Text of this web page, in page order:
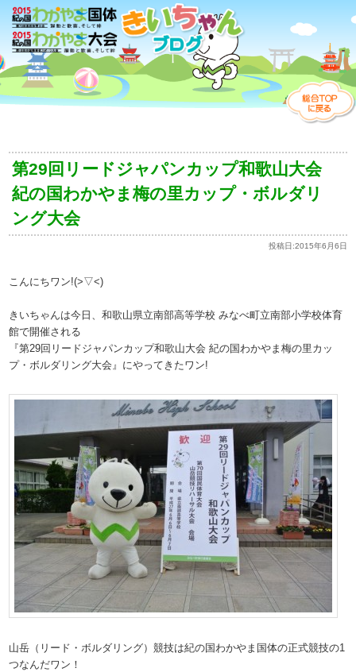
第29回リードジャパンカップ和歌山大会
紀の国わかやま梅の里カップ・ボルダリ
ング大会
投稿日:2015年6月6日
こんにちワン!(>▽<)
きいちゃんは今日、和歌山県立南部高等学校 みなべ町立南部小学校体育
館で開催される
『第29回リードジャパンカップ和歌山大会 紀の国わかやま梅の里カッ
プ・ボルダリング大会』にやってきたワン!
山岳（リード・ボルダリング）競技は紀の国わかやま国体の正式競技の1
つなんだワン！